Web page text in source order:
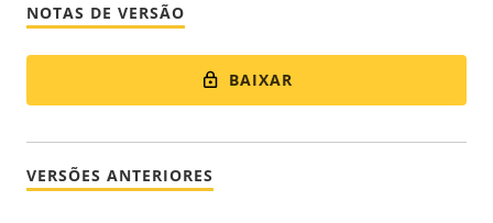
NOTAS DE VERSÃO
BAIXAR
VERSÕES ANTERIORES